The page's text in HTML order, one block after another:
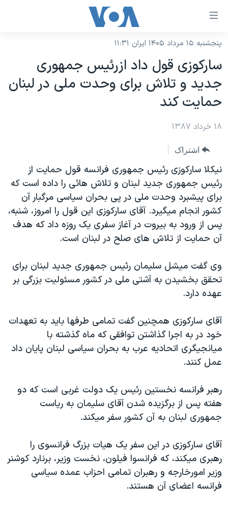
لینکهای
دسترسی
جهش
محتوای
اصلی
به
صفحه
جهش
به
جستجو
نسخه سبک وب‌سایت
موضوع ها
ایران
آمریکا
جهان
ورزشی
گزیده‌ها
ویژه برنامه‌ها
ویدیوها
فرهنگ و زندگی
اقتصادی
علم و فناوری
گالری عکس
آرشیو پخش زنده
برنامه های تلویزیونی
جدول برنامه ها
صفحه‌های ویژه
جام جهانی ۲۰۲۶
عملیات خشم حماسی
۲۵۰سالگی آمریکا
بایگانی برنامه‌های تلویزیونی
مستندها
حمله جمهوری اسلامی به اسرائیل
رمز مهسا
اعتراضات زن، زندگی، آزادی
مجموعه مستندهای دادخواهی
تریبونال مردمی آبان ۹۸
دادگاه حمید نوری
چهل سال گروگان‌گیری
قانون شفافیت دارائی کادر رهبری ایران
اعتراضات مردمی آبان ۹۸
اسرائیل در جنگ
نرگس محمدی برنده جایزه نوبل صلح
فرکانس‌های صدای آمریکا
پخش رادیویی
یادگیری زبان انگلیسی
دنبال کنید
پنجشنبه ۱۵ مرداد ۱۴۰۵ ایران ۱۱:۳۱
سارکوزی قول داد ازرئيس جمهوری
جديد و تلاش برای وحدت ملی در لبنان
حمايت کند
۱۸ خرداد ۱۳۸۷
اشتراک
نيکلا سارکوزی رئيس جمهوری فرانسه قول حمايت از
رئيس جمهوری جديد لبنان و تلاش هائی را داده است که
برای پيشبرد وحدت ملی در پی بحران سياسی مرگبار آن
کشور انجام ميگيرد. آقای سارکوزی اين قول را امروز، شنبه،
پس از ورود به بيروت در آغاز سفری يک روزه داد که هدف
آن حمايت از تلاش های صلح در لبنان است.
وی گفت ميشل سليمان رئيس جمهوری جديد لبنان برای
تحقق بخشيدن به آشتی ملی در کشور مسئوليت بزرگی بر
عهده دارد.
آقای سارکوزی همچنين گفت تمامی طرفها بايد به تعهدات
خود در به اجرا گذاشتن توافقی که ماه گذشته با
ميانجيگری اتحاديه عرب به بحران سياسی لبنان پايان داد
عمل کنند.
رهبر فرانسه نخستين رئيس يک دولت غربی است که دو
هفته پس از برگزيده شدن آقای سليمان به رياست
جمهوری لبنان به آن کشور سفر ميکند.
آقای سارکوزی در اين سفر يک هيات بزرگ فرانسوی را
رهبری ميکند، که فرانسوا فيلون، نخست وزير، برنارد کوشنر
وزير امورخارجه و رهبران تمامی احزاب عمده سياسی
فرانسه اعضای آن هستند.